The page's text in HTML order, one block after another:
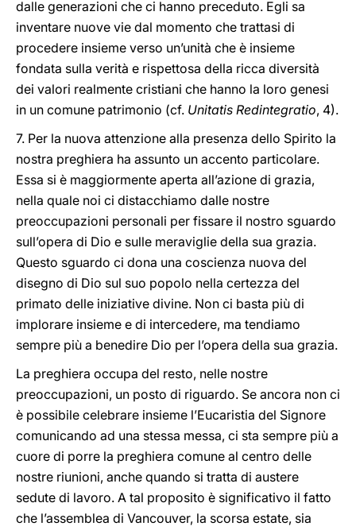
dalle generazioni che ci hanno preceduto. Egli sa
inventare nuove vie dal momento che trattasi di
procedere insieme verso un’unità che è insieme
fondata sulla verità e rispettosa della ricca diversità
dei valori realmente cristiani che hanno la loro genesi
in un comune patrimonio (cf. Unitatis Redintegratio, 4).
7. Per la nuova attenzione alla presenza dello Spirito la
nostra preghiera ha assunto un accento particolare.
Essa si è maggiormente aperta all’azione di grazia,
nella quale noi ci distacchiamo dalle nostre
preoccupazioni personali per fissare il nostro sguardo
sull’opera di Dio e sulle meraviglie della sua grazia.
Questo sguardo ci dona una coscienza nuova del
disegno di Dio sul suo popolo nella certezza del
primato delle iniziative divine. Non ci basta più di
implorare insieme e di intercedere, ma tendiamo
sempre più a benedire Dio per l’opera della sua grazia.
La preghiera occupa del resto, nelle nostre
preoccupazioni, un posto di riguardo. Se ancora non ci
è possibile celebrare insieme l’Eucaristia del Signore
comunicando ad una stessa messa, ci sta sempre più a
cuore di porre la preghiera comune al centro delle
nostre riunioni, anche quando si tratta di austere
sedute di lavoro. A tal proposito è significativo il fatto
che l’assemblea di Vancouver, la scorsa estate, sia